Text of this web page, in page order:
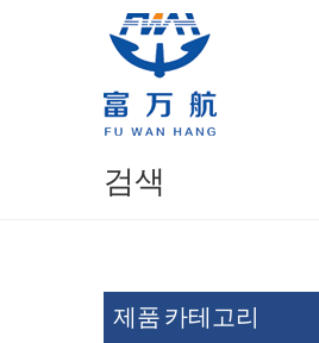
검색
제품 카테고리